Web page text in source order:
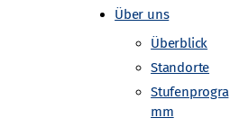
Über uns
Überblick
Standorte
Stufenprogra
mm